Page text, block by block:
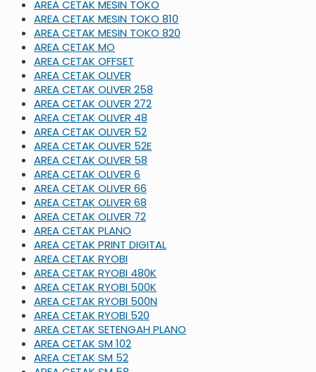
AREA CETAK MESIN TOKO
AREA CETAK MESIN TOKO 810
AREA CETAK MESIN TOKO 820
AREA CETAK MO
AREA CETAK OFFSET
AREA CETAK OLIVER
AREA CETAK OLIVER 258
AREA CETAK OLIVER 272
AREA CETAK OLIVER 48
AREA CETAK OLIVER 52
AREA CETAK OLIVER 52E
AREA CETAK OLIVER 58
AREA CETAK OLIVER 6
AREA CETAK OLIVER 66
AREA CETAK OLIVER 68
AREA CETAK OLIVER 72
AREA CETAK PLANO
AREA CETAK PRINT DIGITAL
AREA CETAK RYOBI
AREA CETAK RYOBI 480K
AREA CETAK RYOBI 500K
AREA CETAK RYOBI 500N
AREA CETAK RYOBI 520
AREA CETAK SETENGAH PLANO
AREA CETAK SM 102
AREA CETAK SM 52